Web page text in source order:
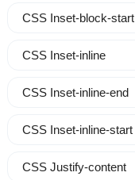
CSS Inset-block-start
CSS Inset-inline
CSS Inset-inline-end
CSS Inset-inline-start
CSS Justify-content